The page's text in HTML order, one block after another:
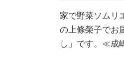
家で野菜ソムリ
の上條榮子でお
し」です。≪成